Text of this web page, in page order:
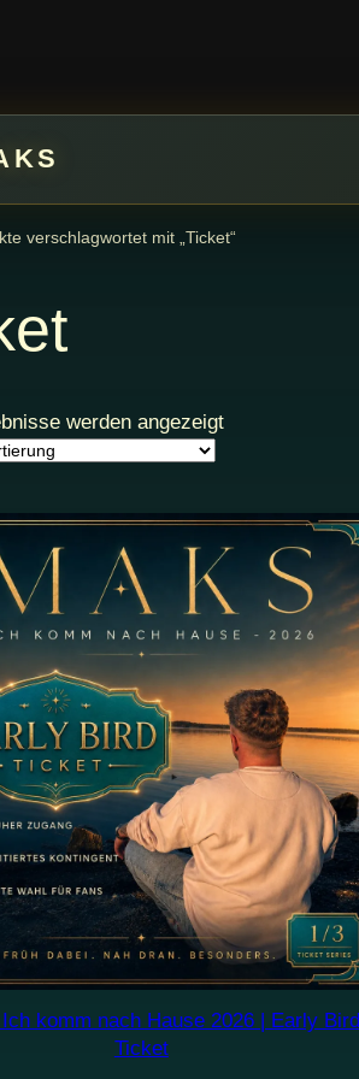
verschlagwortet mit „Ticket“
werden angezeigt
komm nach Hause 2026 | Early Bird
Ticket